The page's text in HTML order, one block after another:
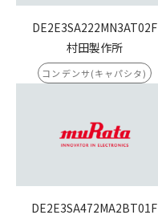
DE2E3SA222MN3AT02F
村田製作所
コンデンサ(キャパシタ)
DE2E3SA472MA2BT01F